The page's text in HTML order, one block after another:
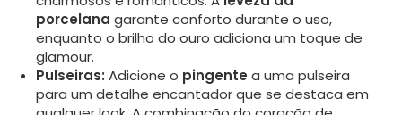
porcelana garante conforto durante o uso,
enquanto o brilho do ouro adiciona um toque de
glamour.
Pulseiras: Adicione o pingente a uma pulseira
para um detalhe encantador que se destaca em